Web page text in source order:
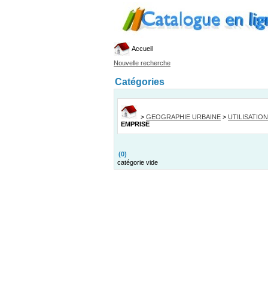
Accueil
Nouvelle recherche
Catégories
> GEOGRAPHIE URBAINE >
EMPRISE
(0)
catégorie vide